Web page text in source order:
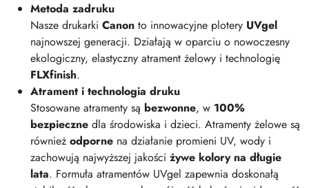
Metoda zadruku
Nasze drukarki Canon to innowacyjne plotery UVgel
najnowszej generacji. Działają w oparciu o nowoczesny
ekologiczny, elastyczny atrament żelowy i technologię
FLXfinish.
Atrament i technologia druku
Stosowane atramenty są bezwonne, w 100%
bezpieczne dla środowiska i dzieci. Atramenty żelowe są
również odporne na działanie promieni UV, wody i
zachowują najwyższej jakości żywe kolory na długie
lata. Formuła atramentów UVgel zapewnia doskonałą